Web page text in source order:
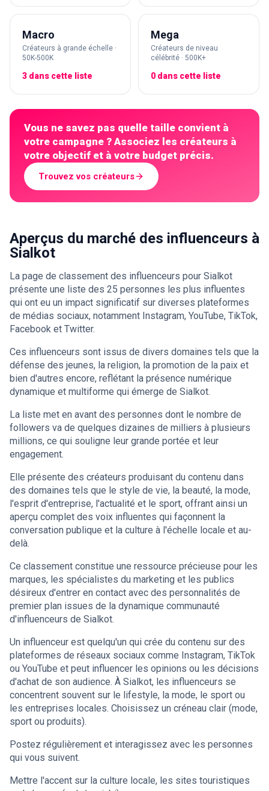
Macro
Créateurs à grande échelle ·
50K-500K
3 dans cette liste
Mega
Créateurs de niveau
célébrité · 500K+
0 dans cette liste
Vous ne savez pas quelle taille convient à
votre campagne ? Associez les créateurs à
votre objectif et à votre budget précis.
Trouvez vos créateurs
Aperçus du marché des influenceurs à
Sialkot
La page de classement des influenceurs pour Sialkot
présente une liste des 25 personnes les plus influentes
qui ont eu un impact significatif sur diverses plateformes
de médias sociaux, notamment Instagram, YouTube, TikTok,
Facebook et Twitter.
Ces influenceurs sont issus de divers domaines tels que la
défense des jeunes, la religion, la promotion de la paix et
bien d'autres encore, reflétant la présence numérique
dynamique et multiforme qui émerge de Sialkot.
La liste met en avant des personnes dont le nombre de
followers va de quelques dizaines de milliers à plusieurs
millions, ce qui souligne leur grande portée et leur
engagement.
Elle présente des créateurs produisant du contenu dans
des domaines tels que le style de vie, la beauté, la mode,
l'esprit d'entreprise, l'actualité et le sport, offrant ainsi un
aperçu complet des voix influentes qui façonnent la
conversation publique et la culture à l'échelle locale et au-
delà.
Ce classement constitue une ressource précieuse pour les
marques, les spécialistes du marketing et les publics
désireux d'entrer en contact avec des personnalités de
premier plan issues de la dynamique communauté
d'influenceurs de Sialkot.
Un influenceur est quelqu'un qui crée du contenu sur des
plateformes de réseaux sociaux comme Instagram, TikTok
ou YouTube et peut influencer les opinions ou les décisions
d'achat de son audience. À Sialkot, les influenceurs se
concentrent souvent sur le lifestyle, la mode, le sport ou
les entreprises locales. Choisissez un créneau clair (mode,
sport ou produits).
Postez régulièrement et interagissez avec les personnes
qui vous suivent.
Mettre l'accent sur la culture locale, les sites touristiques